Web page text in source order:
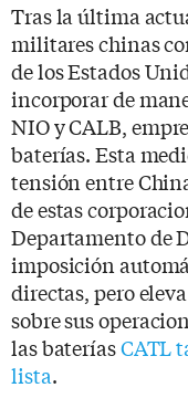
Tras la última
militares chinas
de los Estados
incorporar de
NIO y CALB,
baterías. Esta
tensión entre
de estas
Departamento de
imposición
directas, pero
sobre sus
las bateríasCATL
lista.